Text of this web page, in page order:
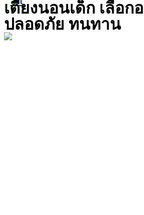
เตียงนอนเด็ก เลือก
ปลอดภัย ทนทาน